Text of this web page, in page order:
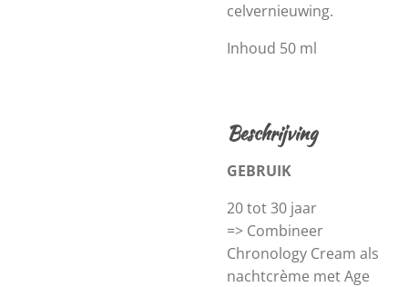
celvernieuwing.
Inhoud 50 ml
Beschrijving
GEBRUIK
20 tot 30 jaar
=> Combineer
Chronology Cream als
nachtcrème met Age